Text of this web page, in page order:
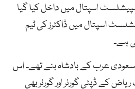
اسپتال میں داخل کیا گیا
اسپتال میں ڈاکٹرز کی ٹیم
ہے۔
میں سعودی عرب کے بادشاہ بنے تھے۔ اس
سال تک ریاض کے ڈپٹی گورنر اور گورنر بھی